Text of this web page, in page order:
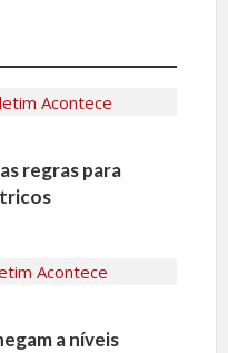
regras para
a níveis